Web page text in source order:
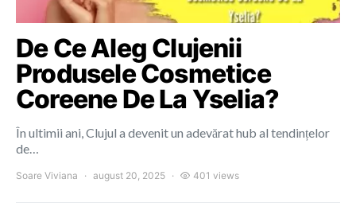
De Ce Aleg Clujenii
Produsele Cosmetice
Coreene De La Yselia?
În ultimii ani, Clujul a devenit un adevărat hub al tendințelor
de…
Soare Viviana august 20, 2025 401 views